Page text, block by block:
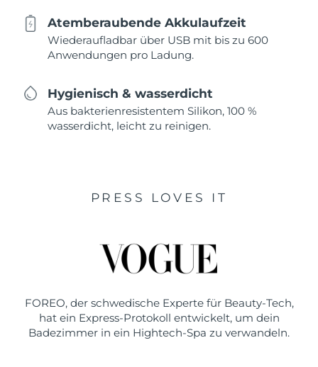
Atemberaubende Akkulaufzeit
Wiederaufladbar über USB mit bis zu 600
Anwendungen pro Ladung.
Hygienisch & wasserdicht
Aus bakterienresistentem Silikon, 100 %
wasserdicht, leicht zu reinigen.
PRESS LOVES IT
FOREO, der schwedische Experte für Beauty-Tech,
hat ein Express-Protokoll entwickelt, um dein
Badezimmer in ein Hightech-Spa zu verwandeln.